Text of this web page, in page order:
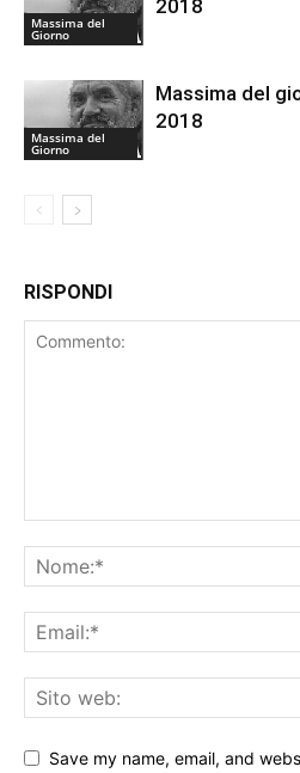
Massima del
Giorno
2018
Massima del
Giorno
Massima del
2018
RISPONDI
Save my name, email, and